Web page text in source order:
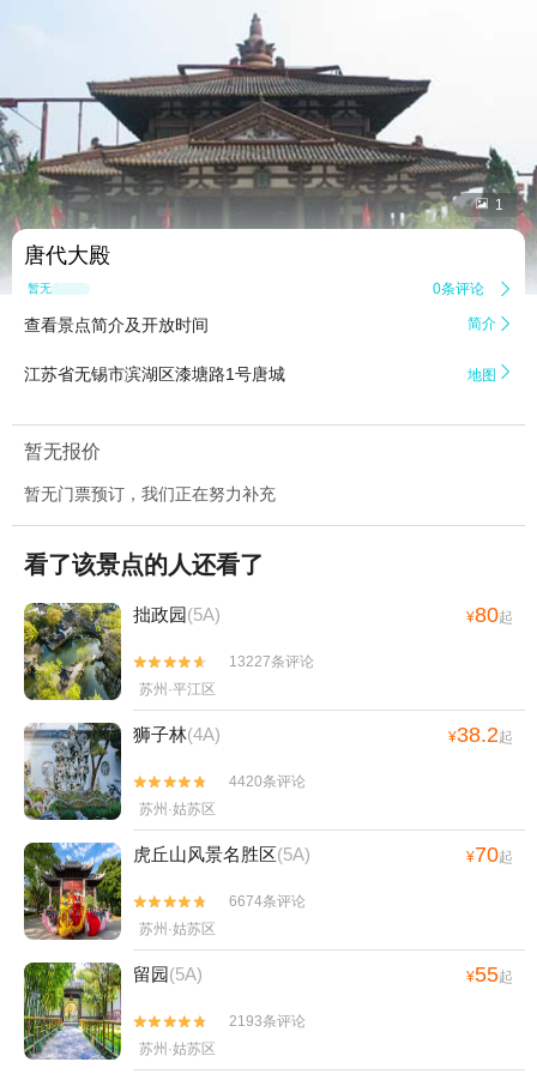
 1
唐代大殿
暂无点评 0条评论 
查看景点简介及开放时间 简介 
江苏省无锡市滨湖区漆塘路1号唐城 地图 
暂无报价
暂无门票预订，我们正在努力补充
看了该景点的人还看了
拙政园(5A) ¥80起


13227条评论
苏州·平江区
狮子林(4A) ¥38.2起


4420条评论
苏州·姑苏区
虎丘山风景名胜区(5A) ¥70起


6674条评论
苏州·姑苏区
留园(5A) ¥55起


2193条评论
苏州·姑苏区